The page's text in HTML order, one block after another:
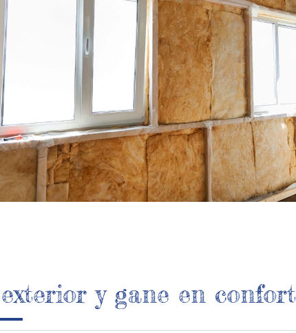
y gane en confort